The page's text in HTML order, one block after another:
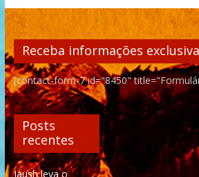
Receba informações
[contact-form-7 id="8450"
Posts
recentes
Iaush leva o